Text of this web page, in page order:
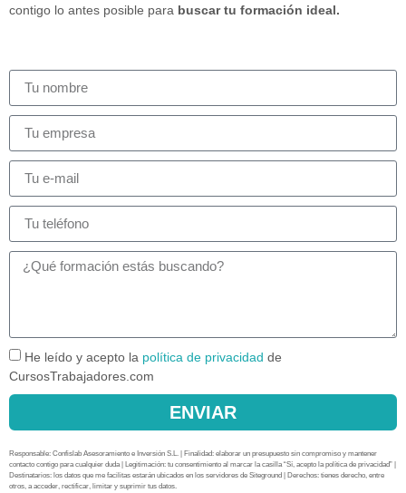
contigo lo antes posible para buscar tu formación ideal.
He leído y acepto la política de privacidad de
CursosTrabajadores.com
ENVIAR
Responsable: Confislab Asesoramiento e Inversión S.L. | Finalidad: elaborar un presupuesto sin compromiso y mantener
contacto contigo para cualquier duda | Legitimación: tu consentimiento al marcar la casilla “Sí, acepto la política de privacidad” |
Destinatarios: los datos que me facilitas estarán ubicados en los servidores de Siteground | Derechos: tienes derecho, entre
otros, a acceder, rectificar, limitar y suprimir tus datos.